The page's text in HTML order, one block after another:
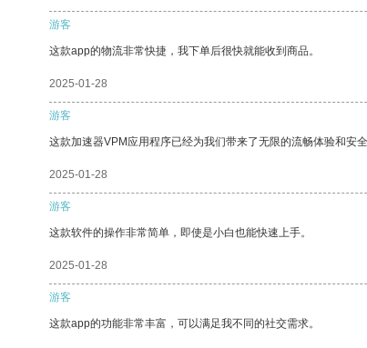
游客
这款app的物流非常快捷，我下单后很快就能收到商品。
2025-01-28
游客
这款加速器VPM应用程序已经为我们带来了无限的流畅体验和安全
2025-01-28
游客
这款软件的操作非常简单，即使是小白也能快速上手。
2025-01-28
游客
这款app的功能非常丰富，可以满足我不同的社交需求。